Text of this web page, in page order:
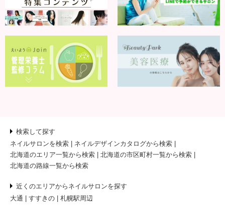
検索して探す
ネイルサロンを検索
ネイルデザインカタログから検索
北海道のエリア一覧から検索
北海道の市区町村一覧から検索
北海道の路線一覧から検索
近くのエリアからネイルサロンを探す
大通
すすきの 札幌駅周辺